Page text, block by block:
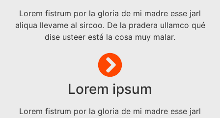
Lorem fistrum por la gloria de mi madre esse jarl
aliqua llevame al sircoo. De la pradera ullamco qué
dise usteer está la cosa muy malar.
Lorem ipsum
Lorem fistrum por la gloria de mi madre esse jarl